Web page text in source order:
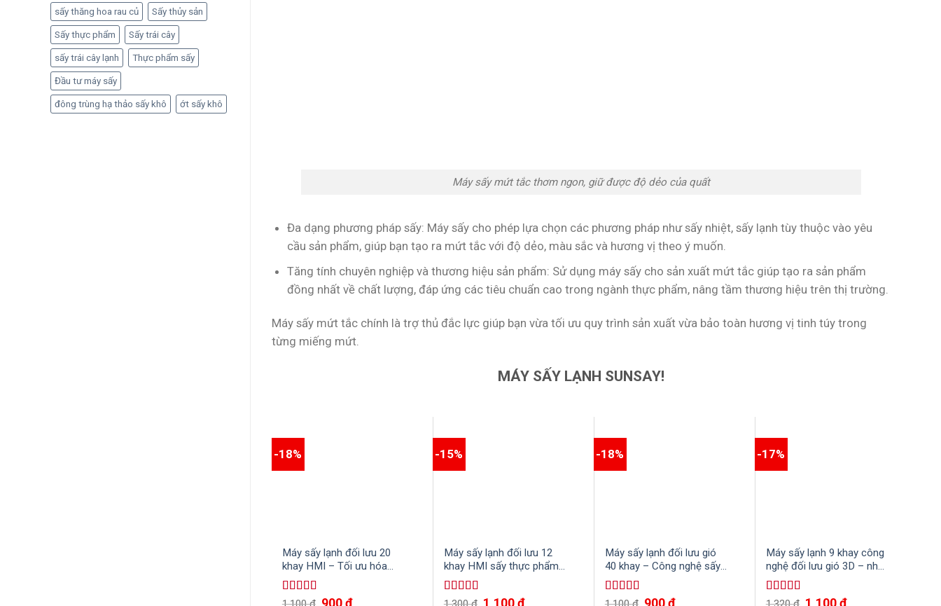
sấy thăng hoa rau củ Sấy thủy sản
Sấy thực phẩm Sấy trái cây
sấy trái cây lạnh Thực phẩm sấy
Đầu tư máy sấy
đông trùng hạ thảo sấy khô ớt sấy khô
Máy sấy mứt tắc thơm ngon, giữ được độ dẻo của quất
Đa dạng phương pháp sấy: Máy sấy cho phép lựa chọn các phương pháp như sấy nhiệt, sấy lạnh tùy thuộc vào yêu
cầu sản phẩm, giúp bạn tạo ra mứt tắc với độ dẻo, màu sắc và hương vị theo ý muốn.
Tăng tính chuyên nghiệp và thương hiệu sản phẩm: Sử dụng máy sấy cho sản xuất mứt tắc giúp tạo ra sản phẩm
đồng nhất về chất lượng, đáp ứng các tiêu chuẩn cao trong ngành thực phẩm, nâng tầm thương hiệu trên thị trường.
Máy sấy mứt tắc chính là trợ thủ đắc lực giúp bạn vừa tối ưu quy trình sản xuất vừa bảo toàn hương vị tinh túy trong
từng miếng mứt.
MÁY SẤY LẠNH SUNSAY!
-18%
Máy sấy lạnh đối lưu 20
khay HMI – Tối ưu hóa
quy trình sấy khô
Được xếp900₫
-15%
Máy sấy lạnh đối lưu 12
khay HMI sấy thực phẩm,
nông sản và các loại thủy
hải sản nhanh chóng, tiện
Được xếp1,100₫
-18%
Máy sấy lạnh đối lưu gió
40 khay – Công nghệ sấy
đối lưu hiện đại, tiết kiệm
điện năng, nhân công
Được xếp900₫
-17%
Máy sấy lạnh 9 khay công
nghệ đối lưu gió 3D – nhỏ
gọn nhưng hiệu quả
Được xếp1,100₫